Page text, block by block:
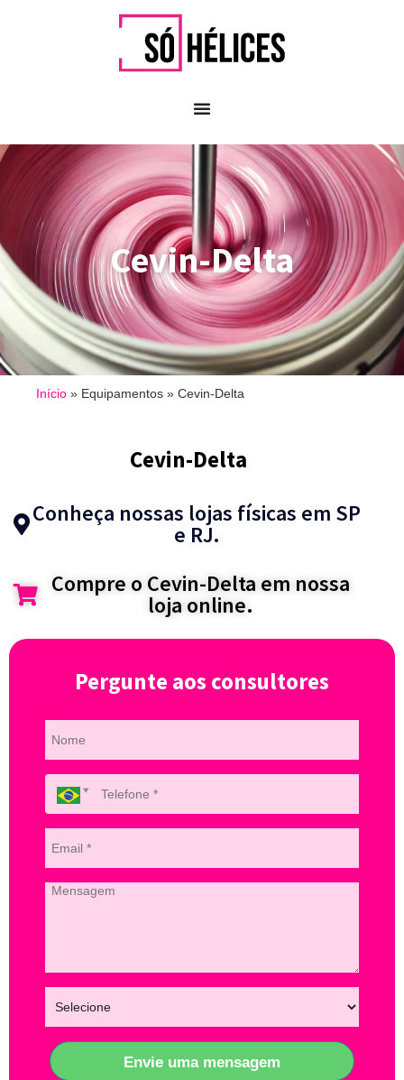
Cevin-Delta
Início » Equipamentos » Cevin-Delta
Cevin-Delta
Conheça nossas lojas físicas em SP
e RJ.
Compre o Cevin-Delta em nossa
loja online.
Pergunte aos consultores
Envie uma mensagem